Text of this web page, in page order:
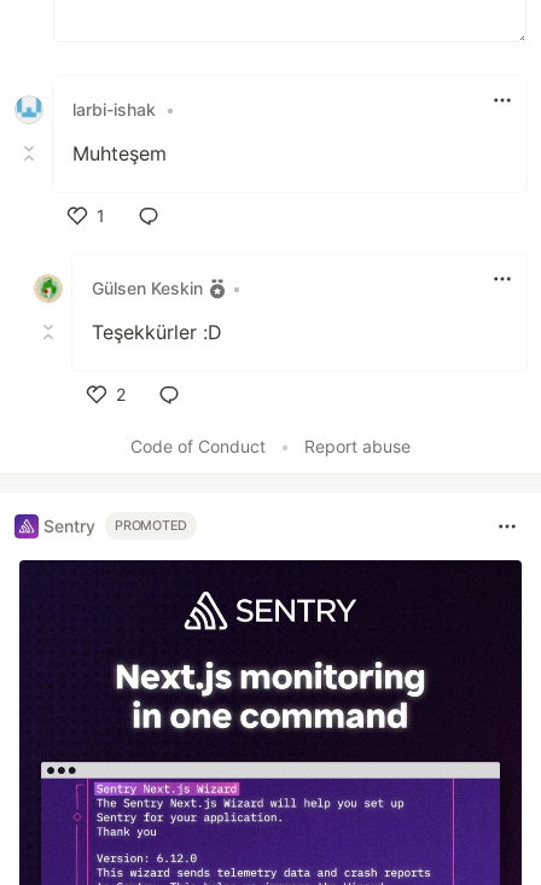
larbi-ishak •
Muhteşem
1
Gülsen Keskin
•
Teşekkürler :D
2
Code of Conduct
• Report abuse
Sentry PROMOTED